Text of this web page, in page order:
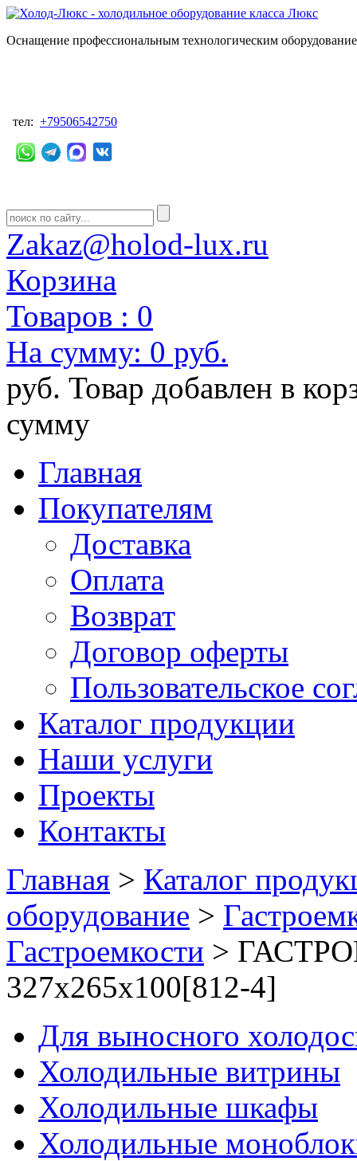
Оснащение профессиональным технологическим
тел: +79506542750
Zakaz@holod-lux.ru
Корзина
Товаров : 0
На сумму: 0 руб.
руб. Товар добавлен в
сумму
Главная
Покупателям
Доставка
Оплата
Возврат
Договор оферты
Пользовательское
Каталог продукции
Наши услуги
Проекты
Контакты
Главная > Каталог
оборудование >
Гастроемкости >
327х265х100[812-4]
Для выносного
Холодильные витрины
Холодильные шкафы
Холодильные